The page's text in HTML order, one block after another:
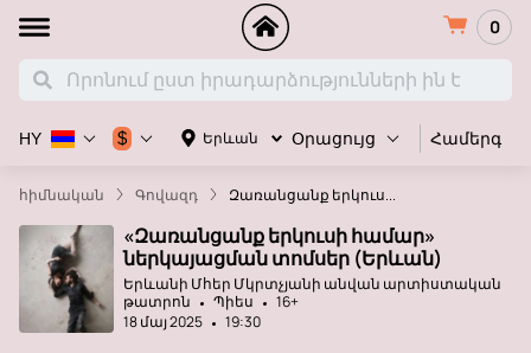
0
Երևան Օրացույց Համերգ
HY $
հիմնական Գովազդ Զառանցանք երկուս...
«Զառանցանք երկուսի համար»
ներկայացման տոմսեր (Երևան)
Երևանի Մհեր Մկրտչյանի անվան արտիստական ​​
թատրոն
Պիես
16+
18 մայ 2025
19:30